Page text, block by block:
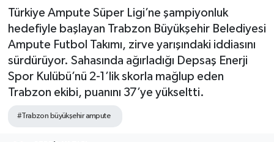
Türkiye Ampute Süper Ligi’ne şampiyonluk
hedefiyle başlayan Trabzon Büyükşehir Belediyesi
Ampute Futbol Takımı, zirve yarışındaki iddiasını
sürdürüyor. Sahasında ağırladığı Depsaş Enerji
Spor Kulübü’nü 2-1’lik skorla mağlup eden
Trabzon ekibi, puanını 37’ye yükseltti.
#Trabzon büyükşehir ampute
Son Dakika Haberleri
Haber Arşivi